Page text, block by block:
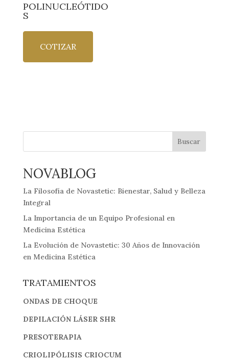
POLINUCLEÓTIDO
S
COTIZAR
Buscar
NOVABLOG
La Filosofía de Novastetic: Bienestar, Salud y Belleza
Integral
La Importancia de un Equipo Profesional en
Medicina Estética
La Evolución de Novastetic: 30 Años de Innovación
en Medicina Estética
TRATAMIENTOS
ONDAS DE CHOQUE
DEPILACIÓN LÁSER SHR
PRESOTERAPIA
CRIOLIPÓLISIS CRIOCUM